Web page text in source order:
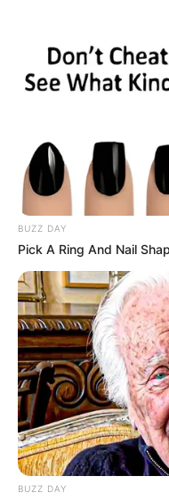
Suchen:
Auf einigen Seiten
Angebote integriert.
gekauft wird, ist das
dadurch der Preis
BUZZ DAY
Pick A Ring And Nail
BUZZ DAY